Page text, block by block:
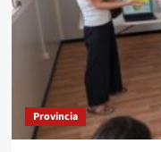
Provincia